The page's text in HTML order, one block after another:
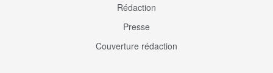
Rédaction
Presse
Couverture rédaction